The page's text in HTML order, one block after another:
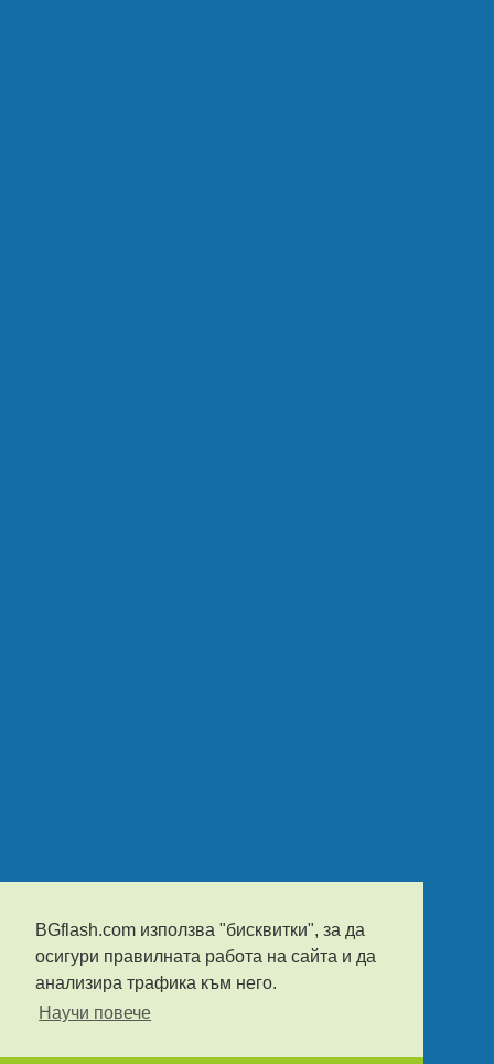
BGflash.com използва "бисквитки", за да
осигури правилната работа на сайта и да
анализира трафика към него.
Научи повече